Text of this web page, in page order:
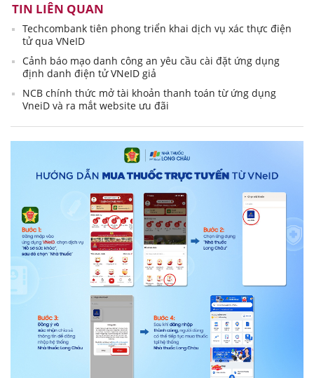
TIN LIÊN QUAN
Techcombank tiên phong triển khai dịch vụ xác thực điện
tử qua VNeID
Cảnh báo mạo danh công an yêu cầu cài đặt ứng dụng
định danh điện tử VNeID giả
NCB chính thức mở tài khoản thanh toán từ ứng dụng
VneiD và ra mắt website ưu đãi